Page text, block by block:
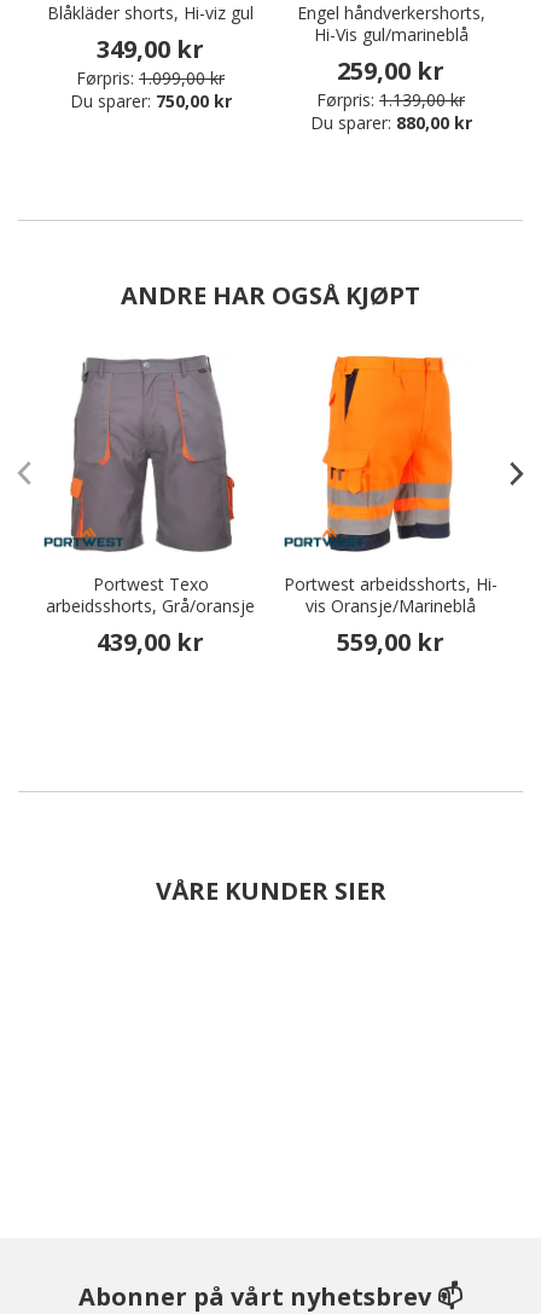
Blåkläder shorts, Hi-viz gul
349,00 kr
Førpris: 1.099,00 kr
Du sparer: 750,00 kr
Engel håndverkershorts,
Hi-Vis gul/marineblå
259,00 kr
Førpris: 1.139,00 kr
Du sparer: 880,00 kr
ANDRE HAR OGSÅ KJØPT
Portwest Texo
arbeidsshorts, Grå/oransje
439,00 kr
Portwest arbeidsshorts, Hi-
vis Oransje/Marineblå
559,00 kr
VÅRE KUNDER SIER
Abonner på vårt nyhetsbrev 📫